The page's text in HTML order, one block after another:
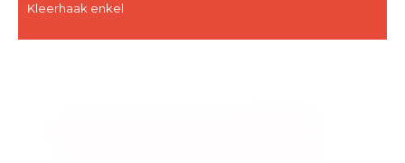
Kleerhaak enkel